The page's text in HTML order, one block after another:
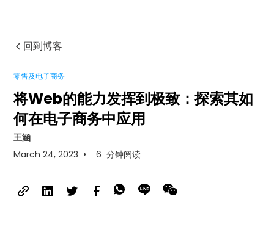
回到博客
零售及电子商务
将Web的能力发挥到极致：探索其如
何在电子商务中应用
王涵
March 24, 2023 • 6 分钟阅读